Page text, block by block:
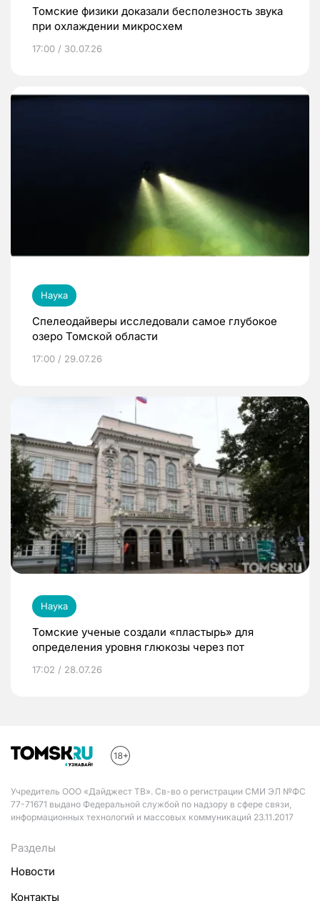
Томские физики доказали бесполезность звука
при охлаждении микросхем
17:00 / 30.07.26
Наука
Спелеодайверы исследовали самое глубокое
озеро Томской области
17:00 / 29.07.26
Наука
Томские ученые создали «пластырь» для
определения уровня глюкозы через пот
17:02 / 28.07.26
Учредитель ООО «Дайджест ТВ». Св-во о регистрации СМИ ЭЛ №ФС
77-71671 выдано Федеральной службой по надзору в сфере связи,
информационных технологий и массовых коммуникаций 23.11.2017
Разделы
Новости
Контакты